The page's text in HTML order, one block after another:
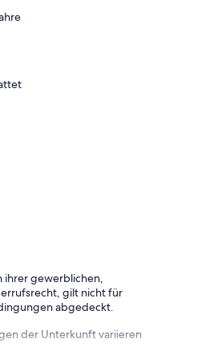
ihrer gewerblichen,
gilt nicht für
abgedeckt.
der Unterkunft variieren